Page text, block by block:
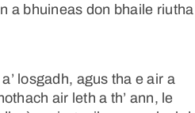
a bhuineas don bhaile riutha
losgadh, agus tha e air a
air leth a th’ ann, le